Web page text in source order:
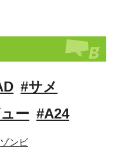
#サメ
ー #A24
ンビ